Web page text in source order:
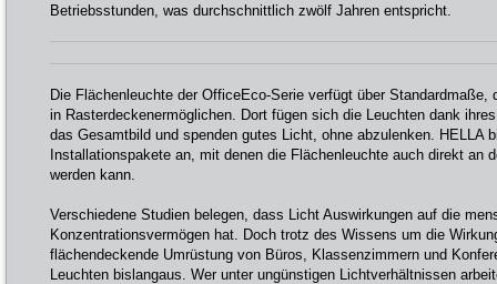
Betriebsstunden, was durchschnittlich zwölf Jahren entspricht.
Die Flächenleuchte der OfficeEco-Serie verfügt über Standardmaße,
in Rasterdeckenermöglichen. Dort fügen sich die Leuchten dank
das Gesamtbild und spenden gutes Licht, ohne abzulenken. HELLA
Installationspakete an, mit denen die Flächenleuchte auch direkt an
werden kann.
Verschiedene Studien belegen, dass Licht Auswirkungen auf die
Konzentrationsvermögen hat. Doch trotz des Wissens um die
flächendeckende Umrüstung von Büros, Klassenzimmern und
Leuchten bislangaus. Wer unter ungünstigen Lichtverhältnissen